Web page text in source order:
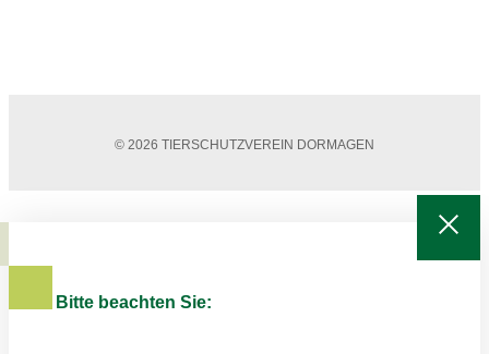
© 2026 TIERSCHUTZVEREIN DORMAGEN
Bitte beachten Sie: